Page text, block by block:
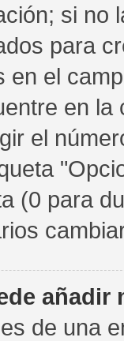
si no
para
en el
en
el
(0 para
añadir
de una